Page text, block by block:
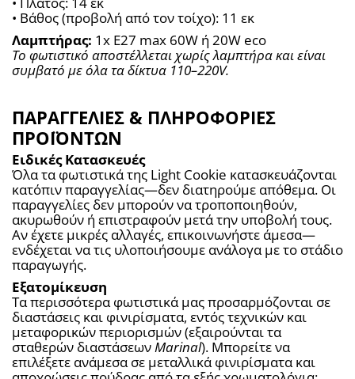
• Βάθος (προβολή από τον τοίχο): 11 εκ
Λαμπτήρας: 1x E27 max 60W ή 20W eco
Το φωτιστικό αποστέλλεται χωρίς λαμπτήρα και είναι
συμβατό με όλα τα δίκτυα 110–220V.
ΠΑΡΑΓΓΕΛΙΕΣ & ΠΛΗΡΟΦΟΡΙΕΣ
ΠΡΟΪΟΝΤΩΝ
Ειδικές Κατασκευές
Όλα τα φωτιστικά της Light Cookie κατασκευάζονται
κατόπιν παραγγελίας—δεν διατηρούμε απόθεμα. Οι
παραγγελίες δεν μπορούν να τροποποιηθούν,
ακυρωθούν ή επιστραφούν μετά την υποβολή τους.
Αν έχετε μικρές αλλαγές, επικοινωνήστε άμεσα—
ενδέχεται να τις υλοποιήσουμε ανάλογα με το στάδιο
παραγωγής.
Εξατομίκευση
Τα περισσότερα φωτιστικά μας προσαρμόζονται σε
διαστάσεις και φινιρίσματα, εντός τεχνικών και
μεταφορικών περιορισμών (εξαιρούνται τα
σταθερών διαστάσεων Marinal). Μπορείτε να
επιλέξετε ανάμεσα σε μεταλλικά φινιρίσματα και